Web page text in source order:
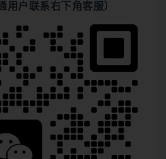
用户联系右下角客服）